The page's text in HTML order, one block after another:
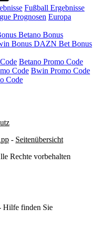
Fußball Ergebnisse
Prognosen Europa
Betano Bonus
Bonus DAZN Bet Bonus
Betano Promo Code
Code Bwin Promo Code
Code
- Seitenübersicht
Rechte vorbehalten
Hilfe finden Sie